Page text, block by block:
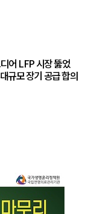
어 LFP 시장 뚫었
규모 장기 공급 합의